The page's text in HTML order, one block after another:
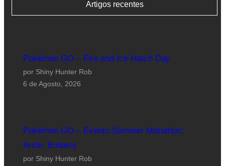
Artigos recentes
Pokémon GO – Fire and Ice Hatch Day
por Shiny Hunter Rob
6 de Agosto, 2026
Pokémon GO – Evento Summer Marathon:
Arctic Embers
por Shiny Hunter Rob